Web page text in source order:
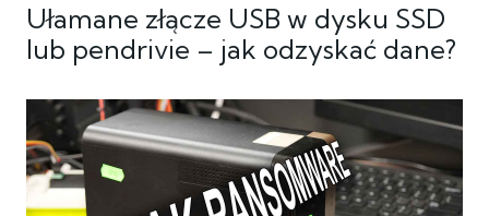
Ułamane złącze USB w dysku SSD
lub pendrivie – jak odzyskać dane?